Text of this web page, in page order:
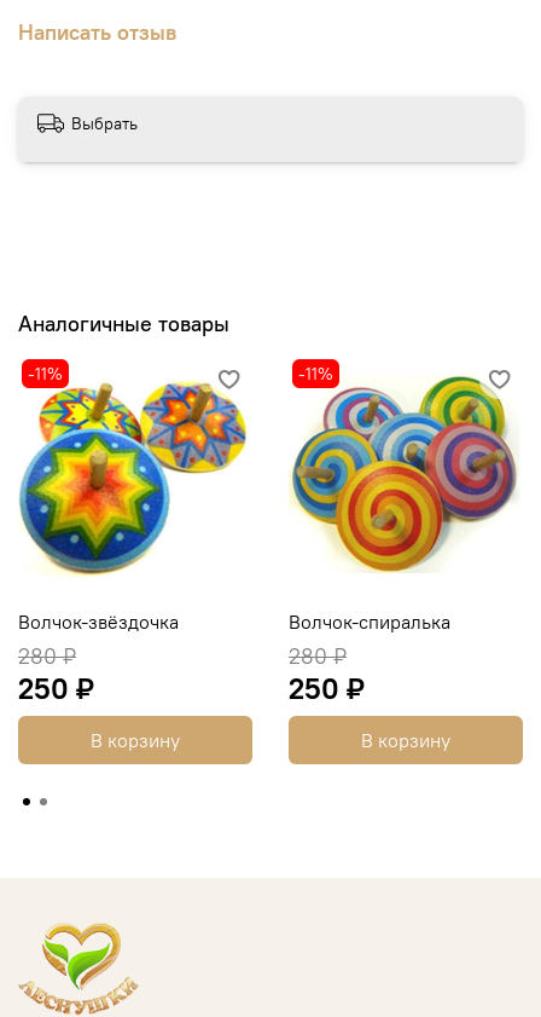
Написать отзыв
Выбрать
Аналогичные товары
-11%
Волчок-звёздочка
280 ₽
250 ₽
В корзину
-11%
Волчок-спиралька
280 ₽
250 ₽
В корзину